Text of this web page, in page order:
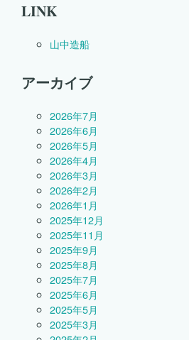
LINK
山中造船
アーカイブ
2026年7月
2026年6月
2026年5月
2026年4月
2026年3月
2026年2月
2026年1月
2025年12月
2025年11月
2025年9月
2025年8月
2025年7月
2025年6月
2025年5月
2025年3月